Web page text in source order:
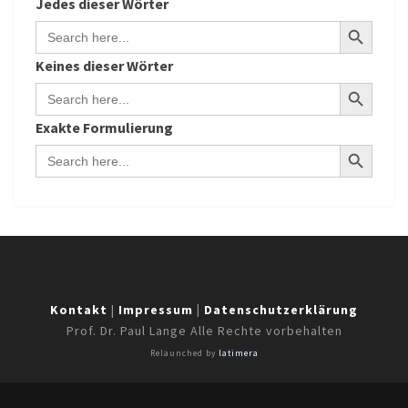
Jedes dieser Wörter
Search
for:
Search Button
Keines dieser Wörter
Search
for:
Search Button
Exakte Formulierung
Search
for:
Search Button
Kontakt | Impressum | Datenschutzerklärung
Prof. Dr. Paul Lange Alle Rechte vorbehalten
Relaunched by latimera